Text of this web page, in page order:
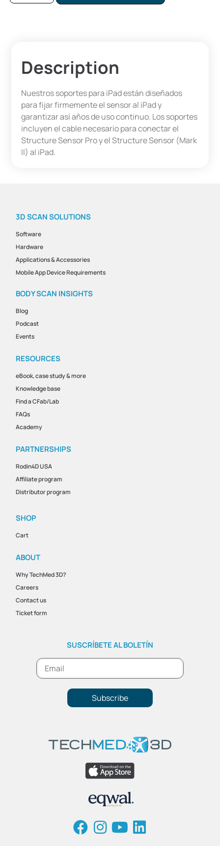
Description
Nuestros soportes para iPad están diseñados
para fijar firmemente el sensor al iPad y
garantizar así años de uso continuo. Los soportes
incluyen el cable necesario para conectar el
Structure Sensor Pro y el Structure Sensor (Mark
II) al iPad.
3D SCAN SOLUTIONS
Software
Hardware
Applications & Accessories
Mobile App Device Requirements
BODY SCAN INSIGHTS
Blog
Podcast
Events
RESOURCES
eBook, case study & more
Knowledge base
Find a CFab/Lab
FAQs
Academy
PARTNERSHIPS
Rodin4D USA
Affiliate program
Distributor program
SHOP
Cart
ABOUT
Why TechMed 3D?
Careers
Contact us
Ticket form
SUSCRÍBETE AL BOLETÍN
Subscribe